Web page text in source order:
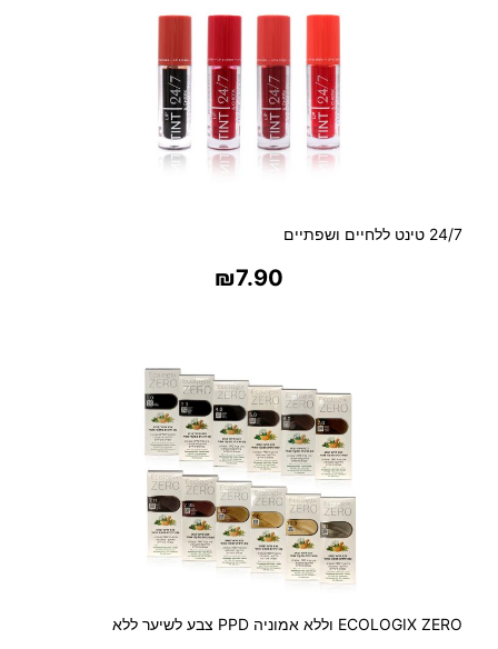
24/7 טינט ללחיים ושפתיים
₪7.90
ECOLOGIX ZERO וללא אמוניה PPD צבע לשיער ללא